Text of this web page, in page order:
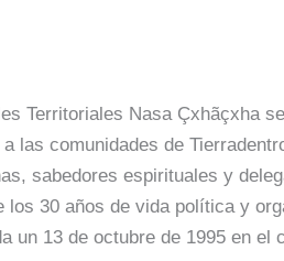
Territoriales Nasa Çxhãçxha
las comunidades de
sabedores espirituales y
los 30 años de vida política y
un 13 de octubre de 1995 en el